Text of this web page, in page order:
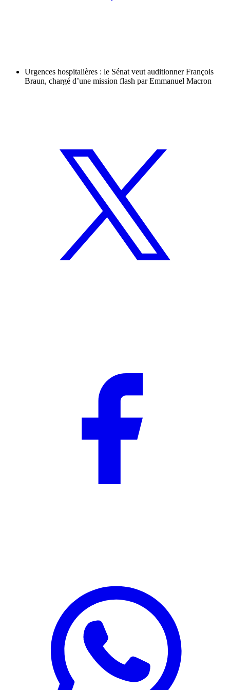
Urgences hospitalières : le Sénat veut auditionner François
Braun, chargé d’une mission flash par Emmanuel Macron